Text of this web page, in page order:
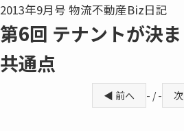
2013年9月号 物流不動産Biz日記
第6回 テナントが決
共通点
◀ 前へ - / -